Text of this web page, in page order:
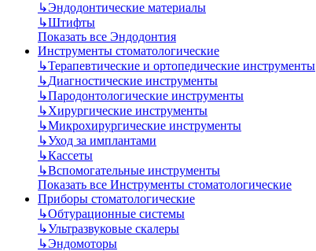
↳Эндодонтические материалы
↳Штифты
Показать все Эндодонтия
Инструменты стоматологические
↳Терапевтические и ортопедические инструменты
↳Диагностические инструменты
↳Пародонтологические инструменты
↳Хирургические инструменты
↳Микрохирургические инструменты
↳Уход за имплантами
↳Кассеты
↳Вспомогательные инструменты
Показать все Инструменты стоматологические
Приборы стоматологические
↳Обтурационные системы
↳Ультразвуковые скалеры
↳Эндомоторы